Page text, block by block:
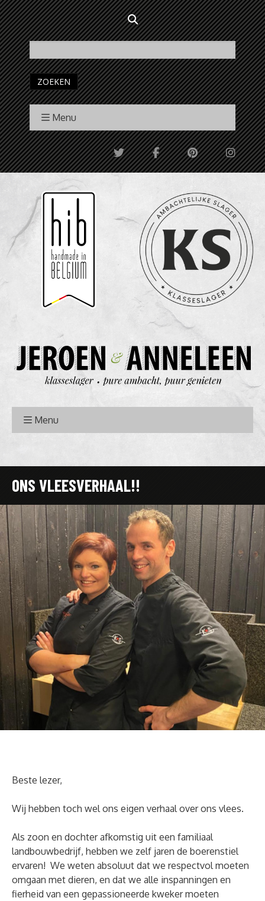
ZOEKEN
Menu
Menu
ONS VLEESVERHAAL!!
Beste lezer,
Wij hebben toch wel ons eigen verhaal over ons vlees.
Als zoon en dochter afkomstig uit een familiaal
landbouwbedrijf, hebben we zelf jaren de boerenstiel
ervaren! We weten absoluut dat we respectvol moeten
omgaan met dieren, en dat we alle inspanningen en
fierheid van een gepassioneerde kweker moeten